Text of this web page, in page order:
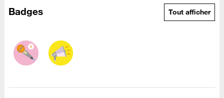
Badges Tout afficher